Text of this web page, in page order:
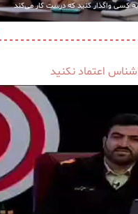
به کسی واگذار کنید که درست کار می‌کند
اعتماد نکنید